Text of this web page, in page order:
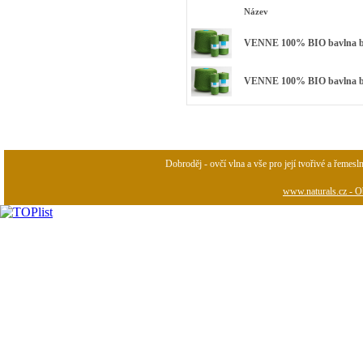
Název
VENNE 100% BIO bavlna
VENNE 100% BIO bavlna
Dobroděj - ovčí vlna a vše pro její tvořivé a
www.naturals.cz -